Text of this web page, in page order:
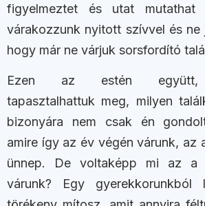
figyelmeztet és utat mutathat
várakozzunk nyitott szívvel és ne
hogy már ne várjuk sorsfordító
Ezen az estén együtt,
tapasztalhattuk meg, milyen
bizonyára nem csak én
amire így az év végén várunk, az
ünnep. De voltaképp mi az a
várunk? Egy gyerekkorunkból